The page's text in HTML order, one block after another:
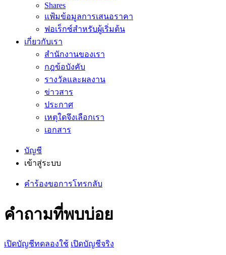
Shares
แฟ้มข้อมูลการเสนอราคา
ฟอเร็กซ์สำหรับผู้เริ่มต้น
เกี่ยวกับเรา
สำนักงานของเรา
กฎข้อบังคับ
รางวัลและผลงาน
ข่าวสาร
ประกาศ
เหตุใดจึงเลือกเรา
เอกสาร
บัญชี
เข้าสู่ระบบ
คำร้องขอการโทรกลับ
คำถามที่พบบ่อย
เปิดบัญชีทดลองใช้ เปิดบัญชีจริง